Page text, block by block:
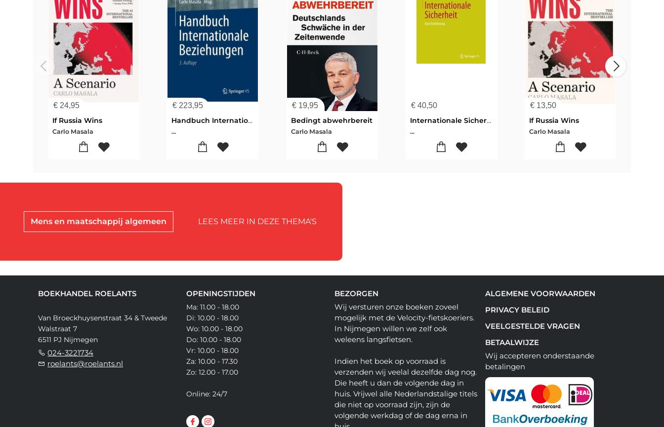
€ 24,95
If Russia Wins
Carlo Masala
€ 223,95
Handbuch Internationale Beziehungen
...
€19,95
Bedingt abwehrbereit
Carlo Masala
€40,50
Internationale Sicherheit
...
€ 13,50
If Russia Wins
Carlo Masala
Mens en maatschappij algemeen LEES MEER IN DEZE THEMA'S
BOEKHANDEL ROELANTS
Van Broeckhuysenstraat 34 & Tweede
Walstraat 7
6511 PJ Nijmegen
024-3221734
roelants@roelants.nl
OPENINGSTIJDEN
Ma: 11.00 - 18.00
Di: 10.00 - 18.00
Wo: 10.00 - 18.00
Do: 10.00 - 18.00
Vr: 10.00 - 18.00
Za: 10.00 - 17.30
Zo: 12.00 - 17.00
Online: 24/7
BEZORGEN
Wij versturen onze boeken zoveel
mogelijk met de Velocity-fietskoeriers.
In Nijmegen willen we zelf ook
weleens langsfietsen.
Indien het boek op voorraad is
verzenden wij veelal dezelfde dag nog.
Die heeft u dan de volgende dag in
huis. Vrijwel alle Nederlandstalige titels
die niet op voorraad zijn, zijn de
volgende werkdag of de dag erna in
ALGEMENE VOORWAARDEN
PRIVACY BELEID
VEELGESTELDE VRAGEN
BETAALWIJZE
Wij accepteren onderstaande
betalingen